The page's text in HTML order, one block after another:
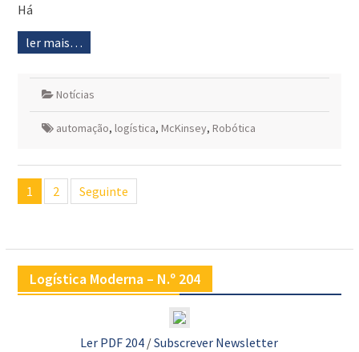
Há
ler mais…
Notícias
automação, logística, McKinsey, Robótica
Navegação
de
1 2 Seguinte
Logística Moderna – N.º 204
Ler PDF 204 /Subscrever Newsletter